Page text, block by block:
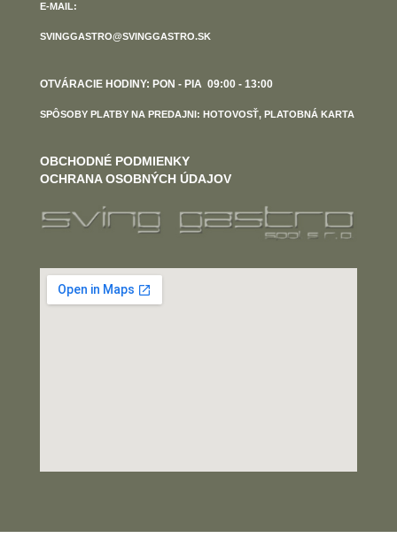
E-MAIL:
SVINGGASTRO@SVINGGASTRO.SK
OTVÁRACIE HODINY: PON - PIA 09:00 - 13:00
SPÔSOBY PLATBY NA PREDAJNI: HOTOVOSŤ, PLATOBNÁ KARTA
OBCHODNÉ PODMIENKY
OCHRANA OSOBNÝCH ÚDAJOV